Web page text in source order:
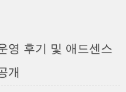
영 후기 및 애드센스
개